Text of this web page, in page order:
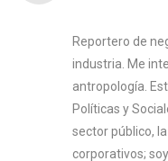
Reportero de
industria. Me
antropología.
Políticas y
sector público,
corporativos;